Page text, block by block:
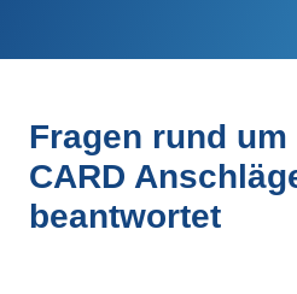
Fragen rund um
CARD
beantwortet